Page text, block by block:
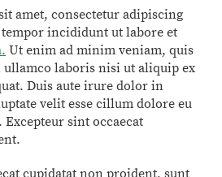
amet, consectetur adipiscing
incididunt ut labore et
Ut enim ad minim veniam, quis
laboris nisi ut aliquip ex
Duis aute irure dolor in
velit esse cillum dolore eu
sint occaecat